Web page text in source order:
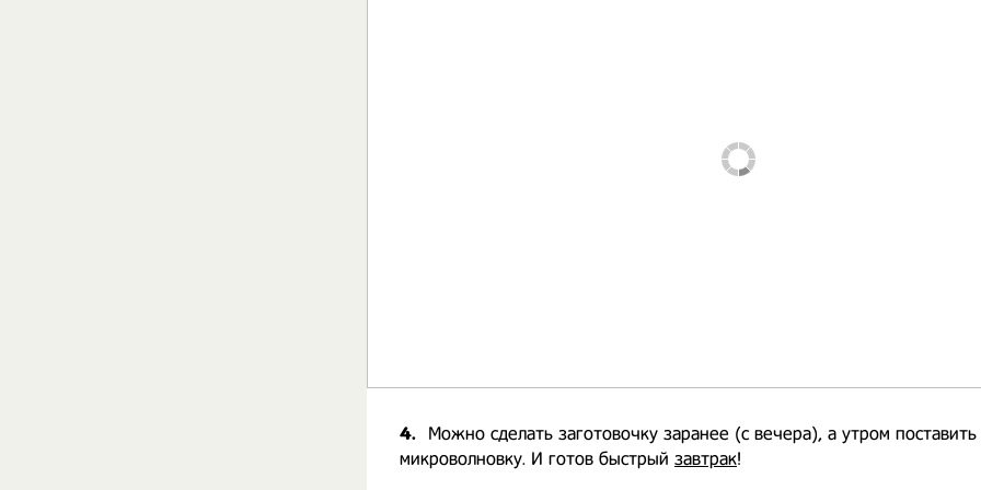
4.
Можно сделать заготовочку заранее (с вечера), а утром поставить
микроволновку. И готов быстрый завтрак!